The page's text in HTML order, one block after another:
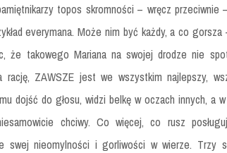
topos skromności – wręcz
everymana. Może nim być każdy, a co
że takowego Mariana na swojej drodze nie
rację, ZAWSZE jest we wszystkim najlepszy,
dojść do głosu, widzi belkę w oczach innych, a
chciwy. Co więcej, co rusz
swej nieomylności i gorliwości w wierze. Trzy